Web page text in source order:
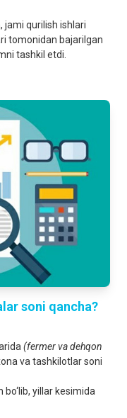
jami qurilish ishlari
tomonidan bajarilgan
tashkil etdi.
soni qancha?
(fermer va dehqon
va tashkilotlar soni
bo‘lib, yillar kesimida